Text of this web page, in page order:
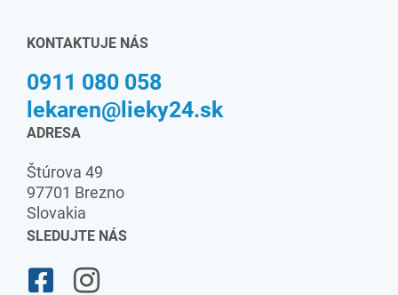
KONTAKTUJE NÁS
0911 080 058
lekaren@lieky24.sk
ADRESA
Štúrova 49
97701 Brezno
Slovakia
SLEDUJTE NÁS